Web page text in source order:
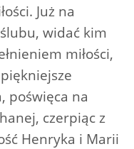
Już na
widać kim
miłości,
poświęca na
czerpiąc z
Henryka i Marii